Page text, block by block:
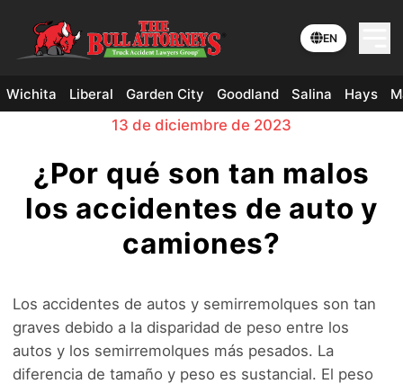
EN
Wichita Liberal Garden City Goodland Salina Hays
13 de diciembre de 2023
¿Por qué son tan malos
los accidentes de auto y
camiones?
Los accidentes de autos y semirremolques son tan
graves debido a la disparidad de peso entre los
autos y los semirremolques más pesados. La
diferencia de tamaño y peso es sustancial. El peso